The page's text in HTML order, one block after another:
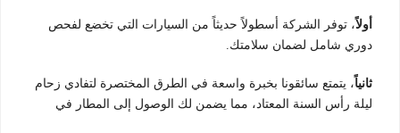
أولاً، توفر الشركة أسطولاً حديثاً من السيارات التي تخضع لفحص
دوري شامل لضمان سلامتك.
ثانياً، يتمتع سائقونا بخبرة واسعة في الطرق المختصرة لتفادي زحام
ليلة رأس السنة المعتاد، مما يضمن لك الوصول إلى المطار في